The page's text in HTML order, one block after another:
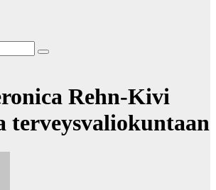
Rehn-Kivi
terveysvaliokuntaan